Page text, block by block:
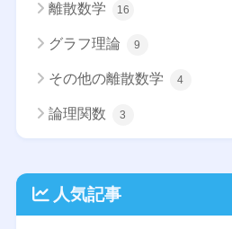
離散数学 16
グラフ理論 9
その他の離散数学 4
論理関数 3
人気記事